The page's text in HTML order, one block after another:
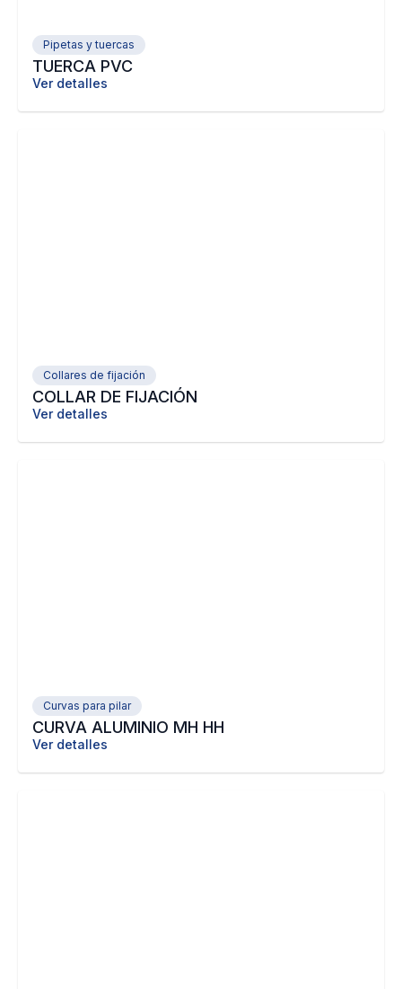
Pipetas y tuercas
TUERCA PVC
Ver detalles
Collares de fijación
COLLAR DE FIJACIÓN
Ver detalles
Curvas para pilar
CURVA ALUMINIO MH HH
Ver detalles